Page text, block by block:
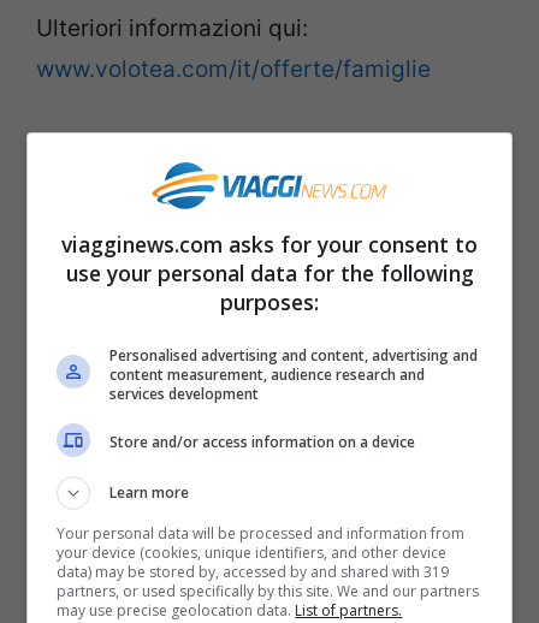
Ulteriori informazioni qui:
www.volotea.com/it/offerte/famiglie
città italiane da visitare
Voli di Volotea in offerta
da settembre a novembre, segnaliamo voli
a partire da 9 euro
Cagliari, Catania, Olbia, Napoli, Palermo, in
Italia.
Volotea ha anche attivato nuove rotte
dall’Italia verso l’estero, come i voli da
viagginews.com asks for your consent to
use your personal data for the following
purposes:
Personalised advertising and content, advertising and
content measurement, audience research and
services development
Store and/or access information on a device
Learn more
Your personal data will be processed and information from
your device (cookies, unique identifiers, and other device
data) may be stored by, accessed by and shared with 319
partners, or used specifically by this site. We and our partners
may use precise geolocation data. List of partners.